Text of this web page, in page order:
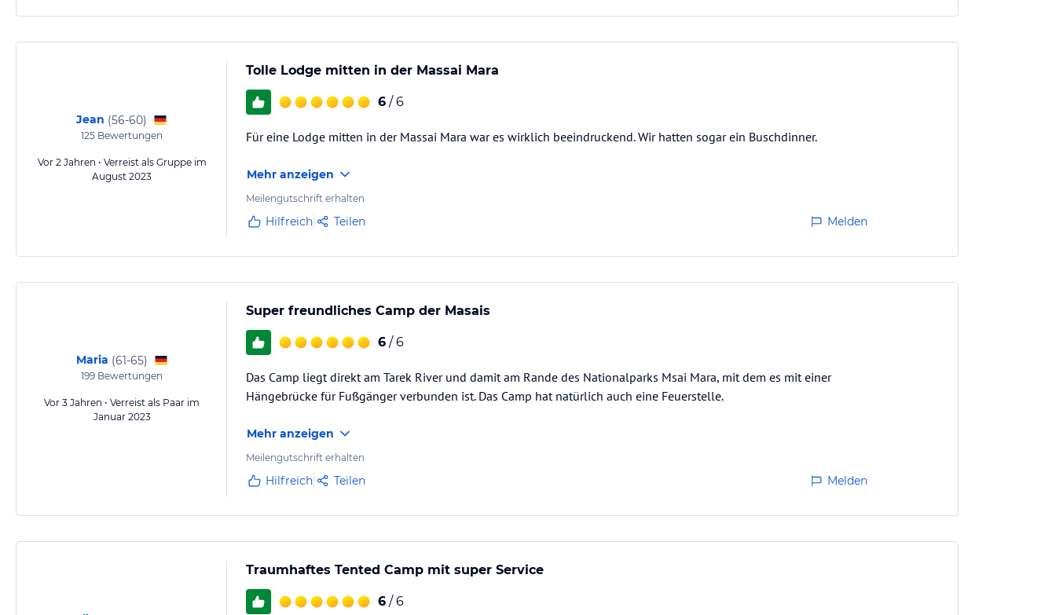
Jean (56-60)
125 Bewertungen
Vor 2 Jahren • Verreist als Gruppe im
August 2023
Tolle Lodge mitten in der Massai Mara
6 / 6
Für eine Lodge mitten in der Massai Mara war es wirklich beeindruckend. Wir hatten sogar ein Buschdinner.
Mehr anzeigen
Meilengutschrift erhalten
Hilfreich Teilen Melden
Maria (61-65)
199 Bewertungen
Vor 3 Jahren • Verreist als Paar im
Januar 2023
Super freundliches Camp der Masais
6 / 6
Das Camp liegt direkt am Tarek River und damit am Rande des Nationalparks Msai Mara, mit dem es mit einer
Hängebrücke für Fußgänger verbunden ist. Das Camp hat natürlich auch eine Feuerstelle.
Mehr anzeigen
Meilengutschrift erhalten
Hilfreich Teilen Melden
Traumhaftes Tented Camp mit super Service
6 / 6